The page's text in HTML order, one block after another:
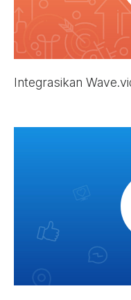
Integrasikan